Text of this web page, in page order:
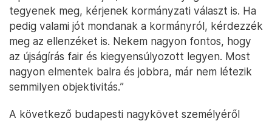
tegyenek meg, kérjenek kormányzati választ is. Ha
pedig valami jót mondanak a kormányról, kérdezzék
meg az ellenzéket is. Nekem nagyon fontos, hogy
az újságírás fair és kiegyensúlyozott legyen. Most
nagyon elmentek balra és jobbra, már nem létezik
semmilyen objektivitás.”
A következő budapesti nagykövet személyéről